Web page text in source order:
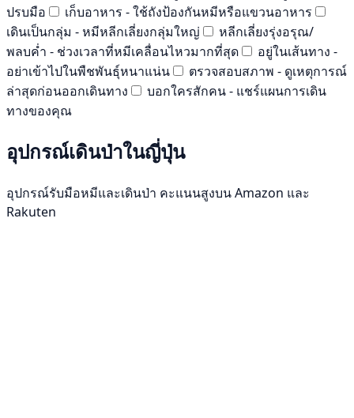
ปรบมือ
เก็บอาหาร - ใช้ถังป้องกันหมีหรือแขวนอาหาร
เดินเป็นกลุ่ม - หมีหลีกเลี่ยงกลุ่มใหญ่
หลีกเลี่ยงรุ่งอรุณ/
พลบค่ำ - ช่วงเวลาที่หมีเคลื่อนไหวมากที่สุด
อยู่ในเส้นทาง -
อย่าเข้าไปในพืชพันธุ์หนาแน่น
ตรวจสอบสภาพ - ดูเหตุการณ์
ล่าสุดก่อนออกเดินทาง
บอกใครสักคน - แชร์แผนการเดิน
ทางของคุณ
อุปกรณ์เดินป่าในญี่ปุ่น
อุปกรณ์รับมือหมีและเดินป่า คะแนนสูงบน Amazon และ
Rakuten